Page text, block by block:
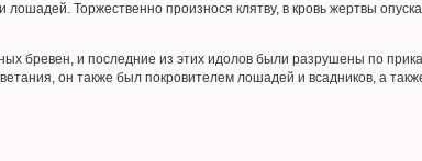
Торжественно произнося клятву, в кровь жертвы
бревен, и последние из этих идолов были разрушены по
он также был покровителем лошадей и всадников, а